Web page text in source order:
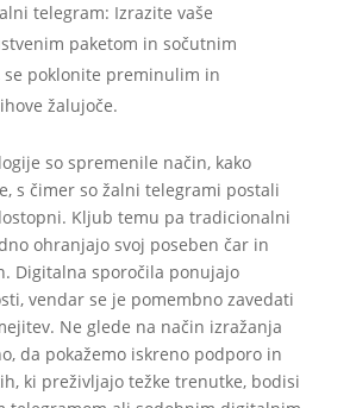
telegram: Izrazite vaše
paketom in sočutnim
se poklonite preminulim in
žalujoče.
so spremenile način, kako
s čimer so žalni telegrami postali
Kljub temu pa tradicionalni
ohranjajo svoj poseben čar in
Digitalna sporočila ponujajo
vendar se je pomembno zavedati
Ne glede na način izražanja
da pokažemo iskreno podporo in
ki preživljajo težke trenutke, bodisi